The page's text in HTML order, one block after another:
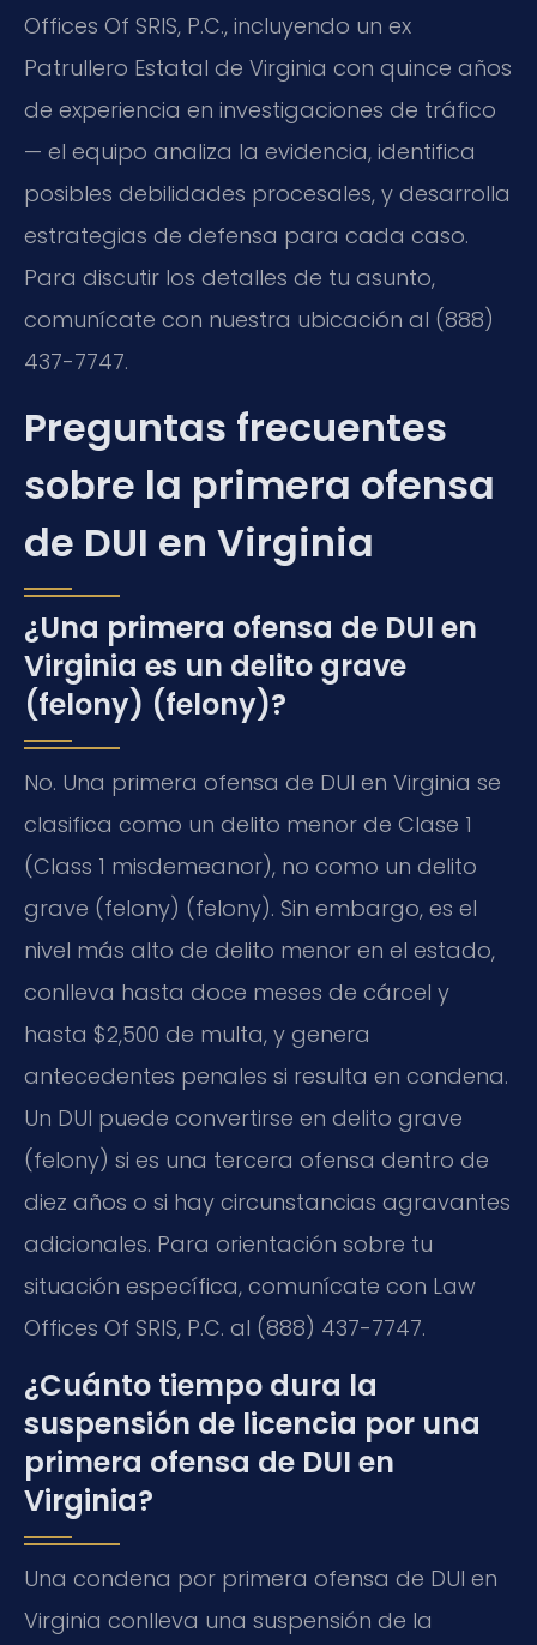
Offices Of SRIS, P.C., incluyendo un ex
Patrullero Estatal de Virginia con quince años
de experiencia en investigaciones de tráfico
— el equipo analiza la evidencia, identifica
posibles debilidades procesales, y desarrolla
estrategias de defensa para cada caso.
Para discutir los detalles de tu asunto,
comunícate con nuestra ubicación al (888)
437-7747.
Preguntas frecuentes
sobre la primera ofensa
de DUI en Virginia
¿Una primera ofensa de DUI en
Virginia es un delito grave
(felony) (felony)?
No. Una primera ofensa de DUI en Virginia se
clasifica como un delito menor de Clase 1
(Class 1 misdemeanor), no como un delito
grave (felony) (felony). Sin embargo, es el
nivel más alto de delito menor en el estado,
conlleva hasta doce meses de cárcel y
hasta $2,500 de multa, y genera
antecedentes penales si resulta en condena.
Un DUI puede convertirse en delito grave
(felony) si es una tercera ofensa dentro de
diez años o si hay circunstancias agravantes
adicionales. Para orientación sobre tu
situación específica, comunícate con Law
Offices Of SRIS, P.C. al (888) 437-7747.
¿Cuánto tiempo dura la
suspensión de licencia por una
primera ofensa de DUI en
Virginia?
Una condena por primera ofensa de DUI en
Virginia conlleva una suspensión de la